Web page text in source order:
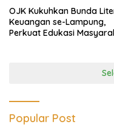
OJK Kukuhkan Bunda
Keuangan se-Lampung,
Perkuat Edukasi
Popular Post